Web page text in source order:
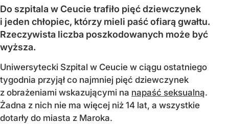
Do szpitala w Ceucie trafiło pięć dziewczynek
i jeden chłopiec, którzy mieli paść ofiarą gwałtu.
Rzeczywista liczba poszkodowanych może być
wyższa.
Uniwersytecki Szpital w Ceucie w ciągu ostatniego
tygodnia przyjął co najmniej pięć dziewczynek
z obrażeniami wskazującymi na napaść seksualną.
Żadna z nich nie ma więcej niż 14 lat, a wszystkie
dotarły do miasta z Maroka.